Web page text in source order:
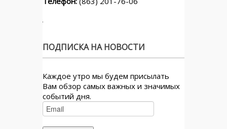
ПОДПИСКА НА НОВОСТИ
Каждое утро мы будем присылать
Вам обзор самых важных и значимых
событий дня.